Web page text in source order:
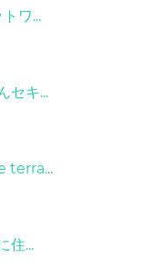
ワ...
セキ...
terra...
住...